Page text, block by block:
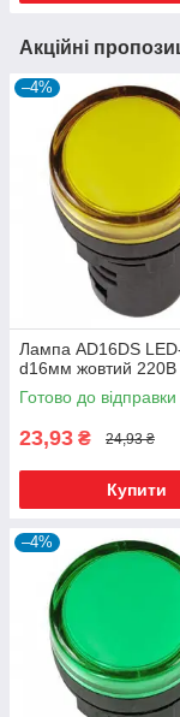
Акційні
–4%
Лампа AD16DS
d16мм жовтий 220В
Готово до відправки
23,93 ₴ 24,93 ₴
Купити
–4%